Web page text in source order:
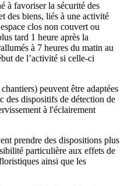
à favoriser la sécurité des
des biens, liés à une activité
clos non couvert ou
tard 1 heure après la
à 7 heures du matin au
de l’activité si celle-ci
peuvent être adaptées
des dispositifs de détection de
à l'éclairement
prendre des dispositions plus
particulière aux effets de
ainsi que les